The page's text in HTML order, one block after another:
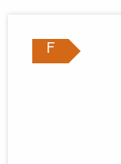
F